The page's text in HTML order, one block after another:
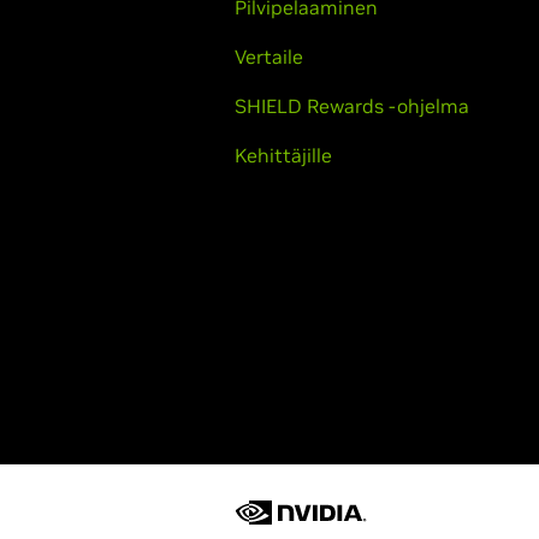
Pilvipelaaminen
Vertaile
SHIELD Rewards -ohjelma
Kehittäjille